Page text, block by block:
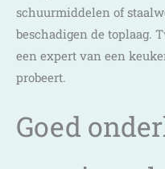
schuurmiddelen of
beschadigen de toplaag.
een expert van een
probeert.
Goed